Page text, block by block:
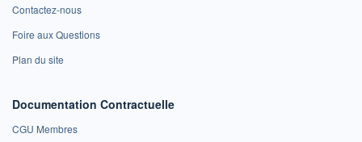
Contactez-nous
Foire aux Questions
Plan du site
Documentation Contractuelle
CGU Membres